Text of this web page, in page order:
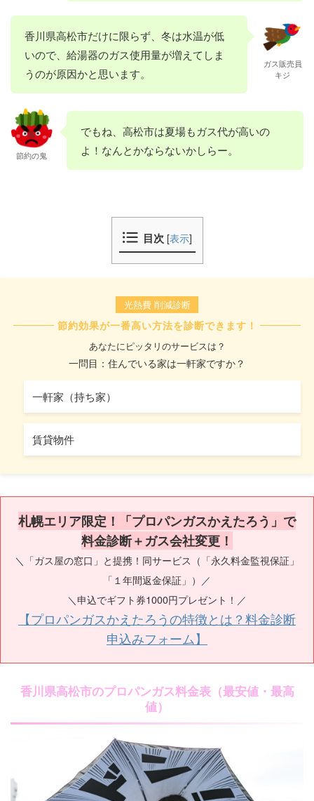
香川県高松市だけに限らず、冬は水温が低
いので、給湯器のガス使用量が増えてしま
うのが原因かと思います。
ガス販売員
キジ
節約の鬼
でもね、高松市は夏場もガス代が高いの
よ！なんとかならないかしらー。
目次 [表示]
光熱費 削減診断
節約効果が一番高い方法を診断できます！
あなたにピッタリのサービスは？
一問目：住んでいる家は一軒家ですか？
一軒家（持ち家）
賃貸物件
札幌エリア限定！「プロパンガスかえたろう」で
料金診断＋ガス会社変更！
＼「ガス屋の窓口」と提携！同サービス（「永久料金監視保証」
「１年間返金保証」）／
＼申込でギフト券1000円プレゼント！／
【プロパンガスかえたろうの特徴とは？料金診断
申込みフォーム】
香川県高松市のプロパンガス料金表（最安値・最高
値）